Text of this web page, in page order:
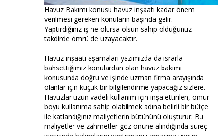
Havuz Bakımı konusu havuz inşaatı kadar önem
verilmesi gereken konuların başında gelir.
Yaptırdığınız iş ne olursa olsun sahip olduğunuz
takdirde ömrü de uzayacaktır.
Havuz inşaatı aşamaları yazımızda da ısrarla
bahsettiğimiz konulardan olan havuz bakımı
konusunda doğru ve işinde uzman firma arayışında
olanlar için küçük bir bilgilendirme yapacağız sizlere.
Havuzlar uzun vadeli kullanım için inşa ettirilen, ömür
boyu kullanıma sahip olabilmek adına belirli bir bütçe
ile katlandığınız maliyetlerin bütününü oluşturur. Bu
maliyetler ve zahmetler göz önüne alındığında süreç